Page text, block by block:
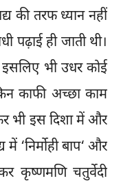
की तरफ ध्यान नहीं
पढ़ाई ही जाती थी।
इसलिए भी उधर कोई
काफी अच्छा काम
भी इस दिशा में और
‘निर्मोही बाप‘ और
कृष्णमणि चतुर्वेदी